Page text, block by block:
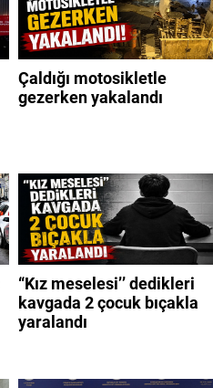
Çaldığı motosikletle
gezerken yakalandı
“Kız meselesi’’ dedikleri
kavgada 2 çocuk bıçakla
yaralandı